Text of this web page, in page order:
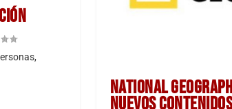
NATIONAL
NUEVOS